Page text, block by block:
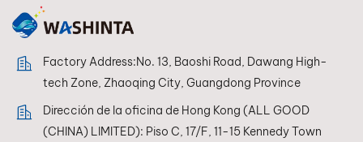
una reproducción de
color perfecta en todo
momento.
Factory Address:No. 13, Baoshi Road, Dawang High-
tech Zone, Zhaoqing City, Guangdong Province
Dirección de la oficina de Hong Kong (ALL GOOD
(CHINA) LIMITED): Piso C, 17/F, 11-15 Kennedy Town